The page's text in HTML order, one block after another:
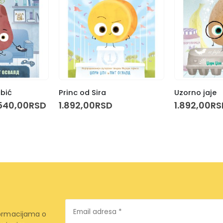
RSD Trenutna
Princ od Sira
1.892,00RSD
Uzorno jaje
1.892,00
adresa
o